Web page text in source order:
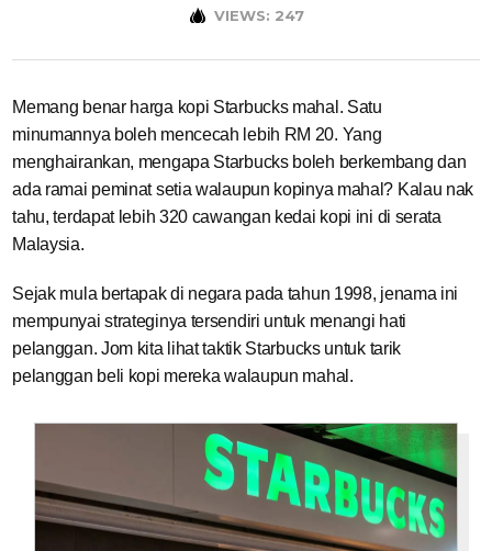
VIEWS: 247
Memang benar harga kopi Starbucks mahal. Satu
minumannya boleh mencecah lebih RM 20. Yang
menghairankan, mengapa Starbucks boleh berkembang dan
ada ramai peminat setia walaupun kopinya mahal? Kalau nak
tahu, terdapat lebih 320 cawangan kedai kopi ini di serata
Malaysia.
Sejak mula bertapak di negara pada tahun 1998, jenama ini
mempunyai strateginya tersendiri untuk menangi hati
pelanggan. Jom kita lihat taktik Starbucks untuk tarik
pelanggan beli kopi mereka walaupun mahal.